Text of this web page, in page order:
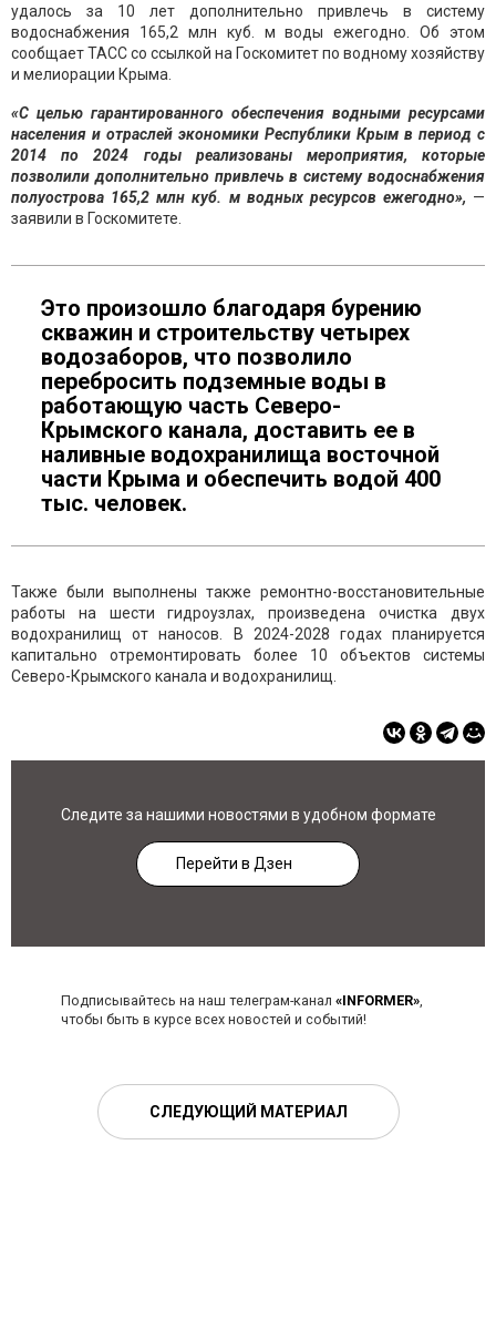
удалось за 10 лет дополнительно привлечь в систему
водоснабжения 165,2 млн куб. м воды ежегодно. Об этом
сообщает ТАСС со ссылкой на Госкомитет по водному хозяйству
и мелиорации Крыма.
«С целью гарантированного обеспечения водными ресурсами
населения и отраслей экономики Республики Крым в период с
2014 по 2024 годы реализованы мероприятия, которые
позволили дополнительно привлечь в систему водоснабжения
полуострова 165,2 млн куб. м водных ресурсов ежегодно», —
заявили в Госкомитете.
Это произошло благодаря бурению
скважин и строительству четырех
водозаборов, что позволило
перебросить подземные воды в
работающую часть Северо-
Крымского канала, доставить ее в
наливные водохранилища восточной
части Крыма и обеспечить водой 400
тыс. человек.
Также были выполнены также ремонтно-восстановительные
работы на шести гидроузлах, произведена очистка двух
водохранилищ от наносов. В 2024-2028 годах планируется
капитально отремонтировать более 10 объектов системы
Северо-Крымского канала и водохранилищ.
Следите за нашими новостями в удобном формате
Перейти в Дзен
Подписывайтесь на наш телеграм-канал «INFORMER»,
чтобы быть в курсе всех новостей и событий!
СЛЕДУЮЩИЙ МАТЕРИАЛ